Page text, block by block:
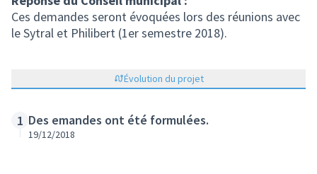
Ces demandes seront évoquées lors des réunions avec
le Sytral et Philibert (1er semestre 2018).
Évolution du projet
1 Des emandes ont été formulées.
19/12/2018